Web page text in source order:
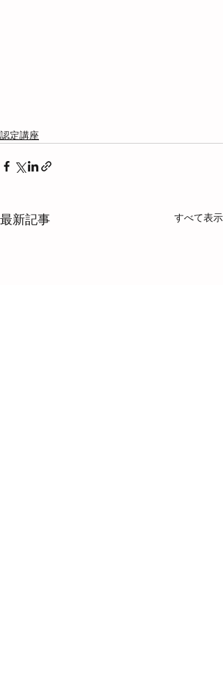
認定講座
最新記事 すべて表示